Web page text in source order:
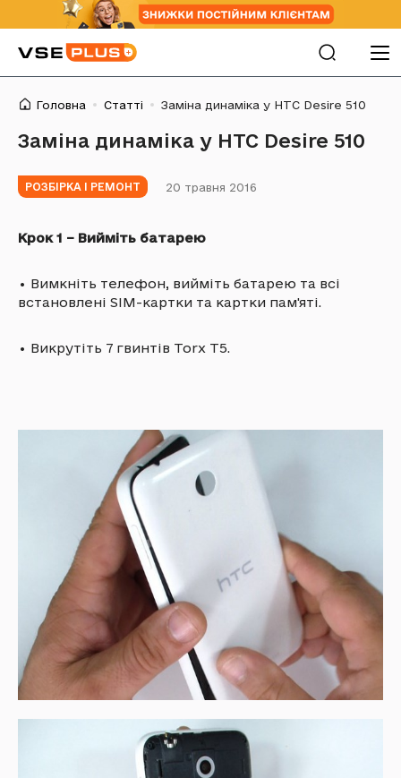
Головна Статті Заміна динаміка у HTC Desire 510
Заміна динаміка у HTC Desire 510
РОЗБІРКА І РЕМОНТ 20 травня 2016
Крок 1 – Вийміть батарею
• Вимкніть телефон, вийміть батарею та всі
встановлені SIM-картки та картки пам'яті.
• Викрутіть 7 гвинтів Torx T5.